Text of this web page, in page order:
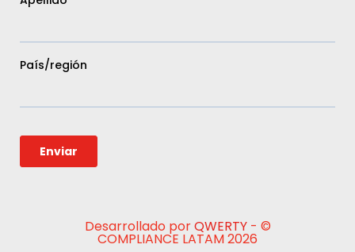
Desarrollado porQWERTY- ©
COMPLIANCE LATAM 2026